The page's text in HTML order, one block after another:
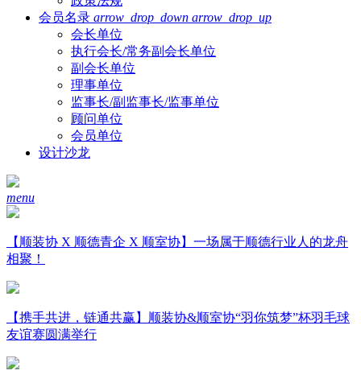
会员名录 arrow_drop_down arrow_drop_up
会长单位
执行会长/常务副会长单位
副会长单位
理事单位
监事长/副监事长/监事单位
顾问单位
会员单位
设计沙龙
menu
【顺装协 X 顺德青企 X 顺室协】一场属于顺德行业人的龙舟
相聚！
【携手共进，链通共赢】顺装协&顺室协“羽你筑梦”杯羽毛球
友谊赛圆满举行